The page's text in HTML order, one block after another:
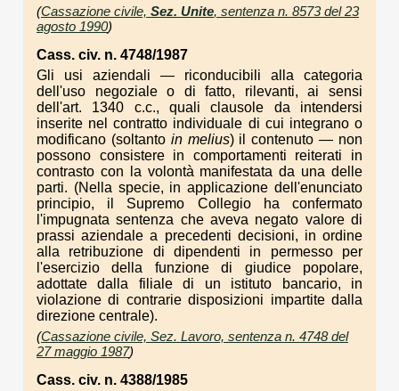
(Cassazione civile, Sez. Unite, sentenza n. 8573 del 23
agosto 1990)
Cass. civ. n. 4748/1987
Gli usi aziendali — riconducibili alla categoria
dell'uso negoziale o di fatto, rilevanti, ai sensi
dell'art. 1340 c.c., quali clausole da intendersi
inserite nel contratto individuale di cui integrano o
modificano (soltanto in melius) il contenuto — non
possono consistere in comportamenti reiterati in
contrasto con la volontà manifestata da una delle
parti. (Nella specie, in applicazione dell'enunciato
principio, il Supremo Collegio ha confermato
l'impugnata sentenza che aveva negato valore di
prassi aziendale a precedenti decisioni, in ordine
alla retribuzione di dipendenti in permesso per
l'esercizio della funzione di giudice popolare,
adottate dalla filiale di un istituto bancario, in
violazione di contrarie disposizioni impartite dalla
direzione centrale).
(Cassazione civile, Sez. Lavoro, sentenza n. 4748 del
27 maggio 1987)
Cass. civ. n. 4388/1985